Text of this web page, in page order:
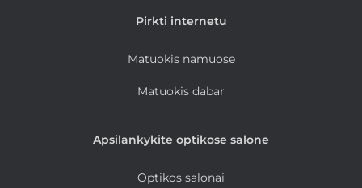
Pirkti internetu
Matuokis namuose
Matuokis dabar
Apsilankykite optikose salone
Optikos salonai